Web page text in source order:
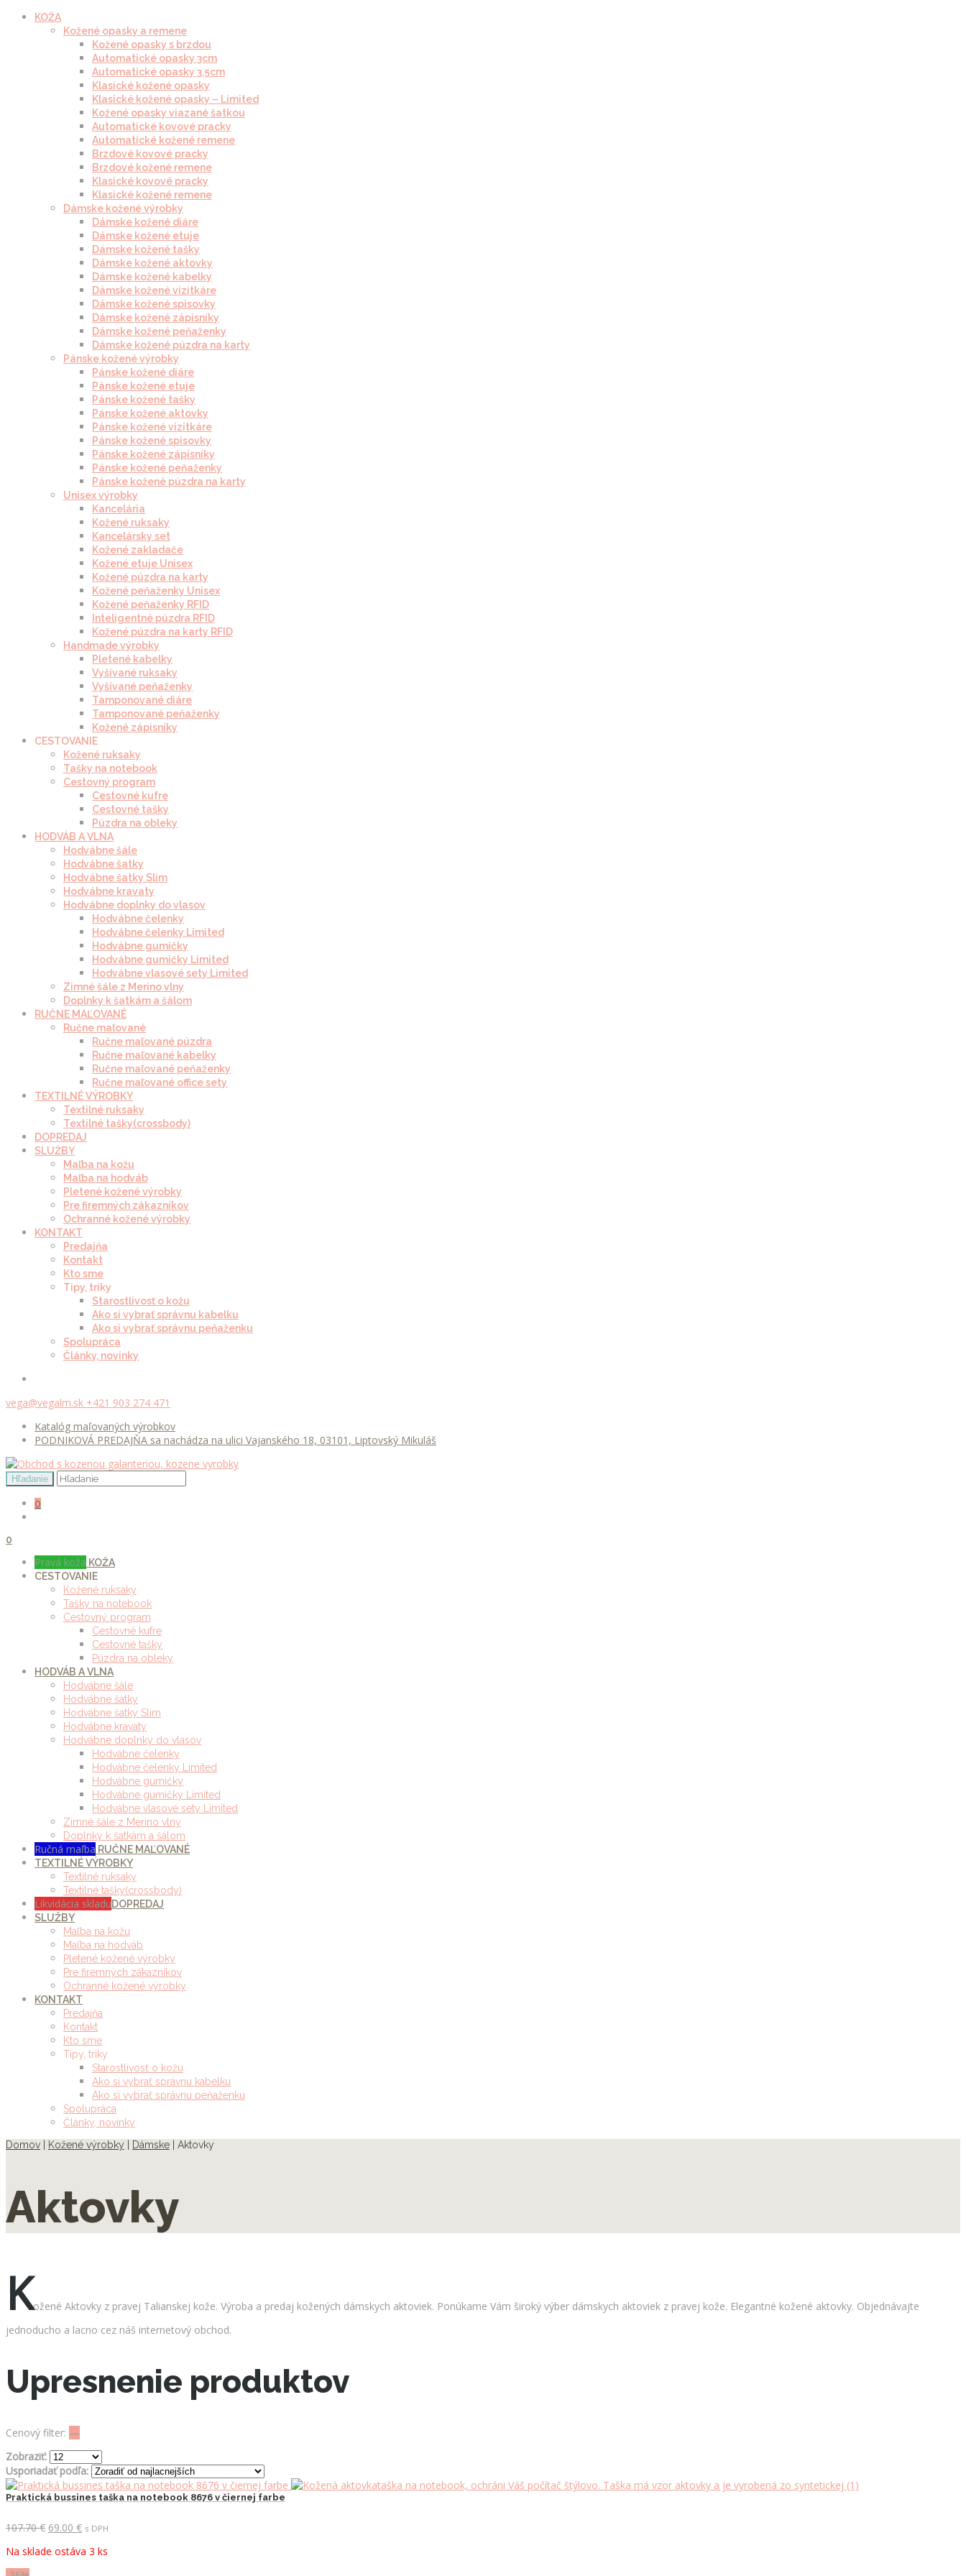
KOŽA
Kožené opasky a remene
Kožené opasky s brzdou
Automatické opasky 3cm
Automatické opasky 3.5cm
Klasické kožené opasky
Klasické kožené opasky – Limited
Kožené opasky viazané šatkou
Automatické kovové pracky
Automatické kožené remene
Brzdové kovové pracky
Brzdové kožené remene
Klasické kovové pracky
Klasické kožené remene
Dámske kožené výrobky
Dámske kožené diáre
Dámske kožené etuje
Dámske kožené tašky
Dámske kožené aktovky
Dámske kožené kabelky
Dámske kožené vizitkáre
Dámske kožené spisovky
Dámske kožené zápisníky
Dámske kožené peňaženky
Dámske kožené púzdra na karty
Pánske kožené výrobky
Pánske kožené diáre
Pánske kožené etuje
Pánske kožené tašky
Pánske kožené aktovky
Pánske kožené vizitkáre
Pánske kožené spisovky
Pánske kožené zápisníky
Pánske kožené peňaženky
Pánske kožené púzdra na karty
Unisex výrobky
Kancelária
Kožené ruksaky
Kancelársky set
Kožené zakladače
Kožené etuje Unisex
Kožené púzdra na karty
Kožené peňaženky Unisex
Kožené peňaženky RFID
Inteligentné púzdra RFID
Kožené púzdra na karty RFID
Handmade výrobky
Pletené kabelky
Vyšívané ruksaky
Vyšívané peňaženky
Tamponované diáre
Tamponované peňaženky
Kožené zápisníky
CESTOVANIE
Kožené ruksaky
Tašky na notebook
Cestovný program
Cestovné kufre
Cestovné tašky
Púzdra na obleky
HODVÁB A VLNA
Hodvábne šále
Hodvábne šatky
Hodvábne šatky Slim
Hodvábne kravaty
Hodvábne doplnky do vlasov
Hodvábne čelenky
Hodvábne čelenky Limited
Hodvábne gumičky
Hodvábne gumičky Limited
Hodvábne vlasové sety Limited
Zimné šále z Merino vlny
Doplnky k šatkám a šálom
RUČNE MAĽOVANÉ
Ručne maľované
Ručne maľované púzdra
Ručne maľované kabelky
Ručne maľované peňaženky
Ručne maľované office sety
TEXTILNÉ VÝROBKY
Textilné ruksaky
Textilné tašky(crossbody)
DOPREDAJ
SLUŽBY
Maľba na kožu
Maľba na hodváb
Pletené kožené výrobky
Pre firemných zákazníkov
Ochranné kožené výrobky
KONTAKT
Predajňa
Kontakt
Kto sme
Tipy, triky
Starostlivosť o kožu
Ako si vybrať správnu kabelku
Ako si vybrať správnu peňaženku
Spolupráca
Články, novinky
vega@vegalm.sk +421 903 274 471
Katalóg maľovaných výrobkov
PODNIKOVÁ PREDAJŇA sa nachádza na ulici Vajanského 18, 03101, Liptovský Mikuláš
0
0
Pravá koža KOŽA
CESTOVANIE
Kožené ruksaky
Tašky na notebook
Cestovný program
Cestovné kufre
Cestovné tašky
Púzdra na obleky
HODVÁB A VLNA
Hodvábne šále
Hodvábne šatky
Hodvábne šatky Slim
Hodvábne kravaty
Hodvábne doplnky do vlasov
Hodvábne čelenky
Hodvábne čelenky Limited
Hodvábne gumičky
Hodvábne gumičky Limited
Hodvábne vlasové sety Limited
Zimné šále z Merino vlny
Doplnky k šatkám a šálom
Ručná maľba RUČNE MAĽOVANÉ
TEXTILNÉ VÝROBKY
Textilné ruksaky
Textilné tašky(crossbody)
Likvidácia skladuDOPREDAJ
SLUŽBY
Maľba na kožu
Maľba na hodváb
Pletené kožené výrobky
Pre firemných zákazníkov
Ochranné kožené výrobky
KONTAKT
Predajňa
Kontakt
Kto sme
Tipy, triky
Starostlivosť o kožu
Ako si vybrať správnu kabelku
Ako si vybrať správnu peňaženku
Spolupráca
Články, novinky
Domov
Kožené výrobky Dámske | Aktovky
Aktovky
Kožené Aktovky z pravej Talianskej kože. Výroba a predaj kožených dámskych aktoviek. Ponúkame Vám široký výber dámskych aktoviek z pravej kože. Elegantné kožené aktovky. Objednávajte
jednoducho a lacno cez náš internetový obchod.
Upresnenie produktov
Cenový filter: —
Zobraziť:
Usporiadať podľa:
Praktická bussines taška na notebook 8676 v čiernej farbe
107.70€ Pôvodná
bola:
69.00 €Aktuálna
je:
s DPH
Na sklade ostáva 3 ks